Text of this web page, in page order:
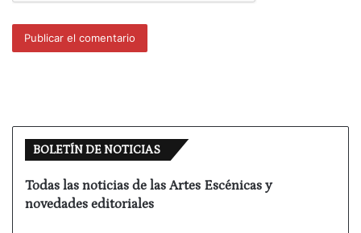
podrán aprender y perfeccionar en varias
disciplinas circenses: malabares, contorsionismo y
Al mediodía será el turno del pasacalles con
acróbatas, zancudos y malabaristas deCia.
Zirkozaurre,que recorrerán las calles más
BOLETÍN DE NOTICIAS
Todas las noticias de las Artes Escénicas y
novedades editoriales